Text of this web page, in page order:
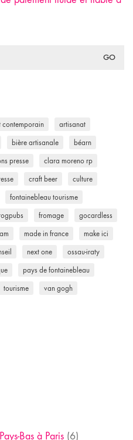
contemporain artisanat
bière artisanale béarn
presse clara moreno rp
craft beer culture
fontainebleau tourisme
fromage gocardless
made in france make ici
next one ossau-iraty
pays de fontainebleau
tourisme van gogh
Bas à Paris (6)